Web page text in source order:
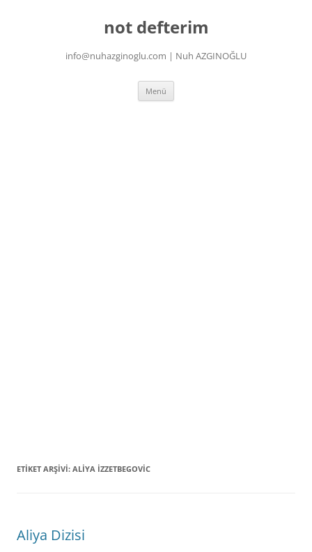
not defterim
info@nuhazginoglu.com | Nuh AZGINOĞLU
Menü
ETIKET ARŞIVI: ALIYA İZZETBEGOVIC
Aliya Dizisi